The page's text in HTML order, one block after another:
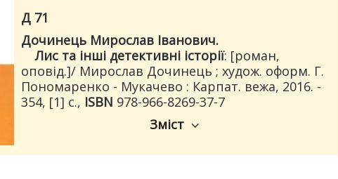
Д 71
Дочинець Мирослав Іванович.
Лис та інші детективні історії: [роман,
оповід.]/ Мирослав Дочинець ; худож. оформ. Г.
Пономаренко - Мукачево : Карпат. вежа, 2016. -
354, [1] с., ISBN 978-966-8269-37-7
Зміст